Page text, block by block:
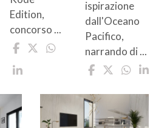
Edition,
concorso ...
ispirazione
dall'Oceano
Pacifico,
narrando di ...